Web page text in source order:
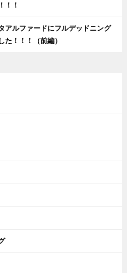
！！
アルファードにフルデッドニング
た！！！（前編）